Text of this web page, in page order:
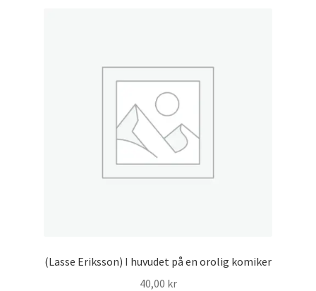
(Lasse Eriksson) I huvudet på en orolig komiker
40,00 kr